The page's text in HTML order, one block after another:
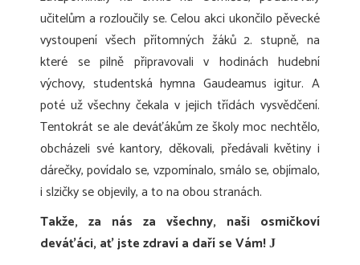
učitelům a rozloučily se. Celou akci ukončilo pěvecké
vystoupení všech přítomných žáků 2. stupně, na
které se pilně připravovali v hodinách hudební
výchovy, studentská hymna Gaudeamus igitur. A
poté už všechny čekala v jejich třídách vysvědčení.
Tentokrát se ale deváťákům ze školy moc nechtělo,
obcházeli své kantory, děkovali, předávali květiny i
dárečky, povídalo se, vzpomínalo, smálo se, objímalo,
i slzičky se objevily, a to na obou stranách.
Takže, za nás za všechny, naši osmičkoví
deváťáci, ať jste zdraví a daří se Vám! J